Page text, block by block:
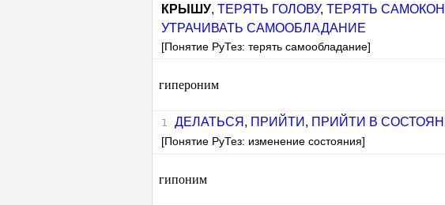
КРЫШУ,ТЕРЯТЬ ГОЛОВУ,ТЕРЯТЬ
УТРАЧИВАТЬ САМООБЛАДАНИЕ
[Понятие РуТез: терять самообладание]
гипероним
ДЕЛАТЬСЯ , ПРИЙТИ , ПРИЙТИ В
[Понятие РуТез: изменение состояния]
гипоним